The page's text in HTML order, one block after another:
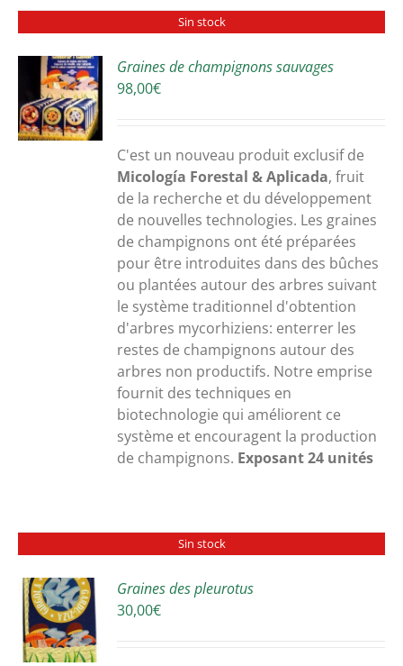
Sin stock
Graines de champignons sauvages
98,00€
C'est un nouveau produit exclusif de
Micología Forestal & Aplicada, fruit
de la recherche et du développement
de nouvelles technologies. Les graines
de champignons ont été préparées
pour être introduites dans des bûches
ou plantées autour des arbres suivant
le système traditionnel d'obtention
d'arbres mycorhiziens: enterrer les
restes de champignons autour des
arbres non productifs. Notre emprise
fournit des techniques en
biotechnologie qui améliorent ce
système et encouragent la production
de champignons. Exposant 24 unités
Sin stock
Graines des pleurotus
30,00€